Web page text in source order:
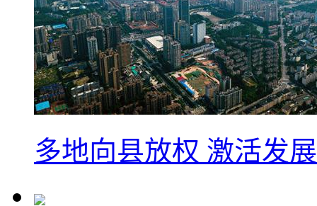
多地向县放权 激活发